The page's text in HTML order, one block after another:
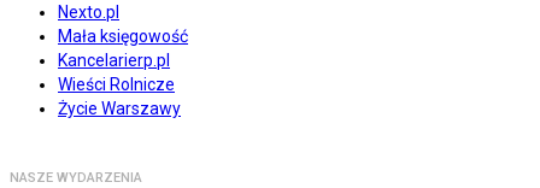
Nexto.pl
Mała księgowość
Kancelarierp.pl
Wieści Rolnicze
Życie Warszawy
NASZE WYDARZENIA